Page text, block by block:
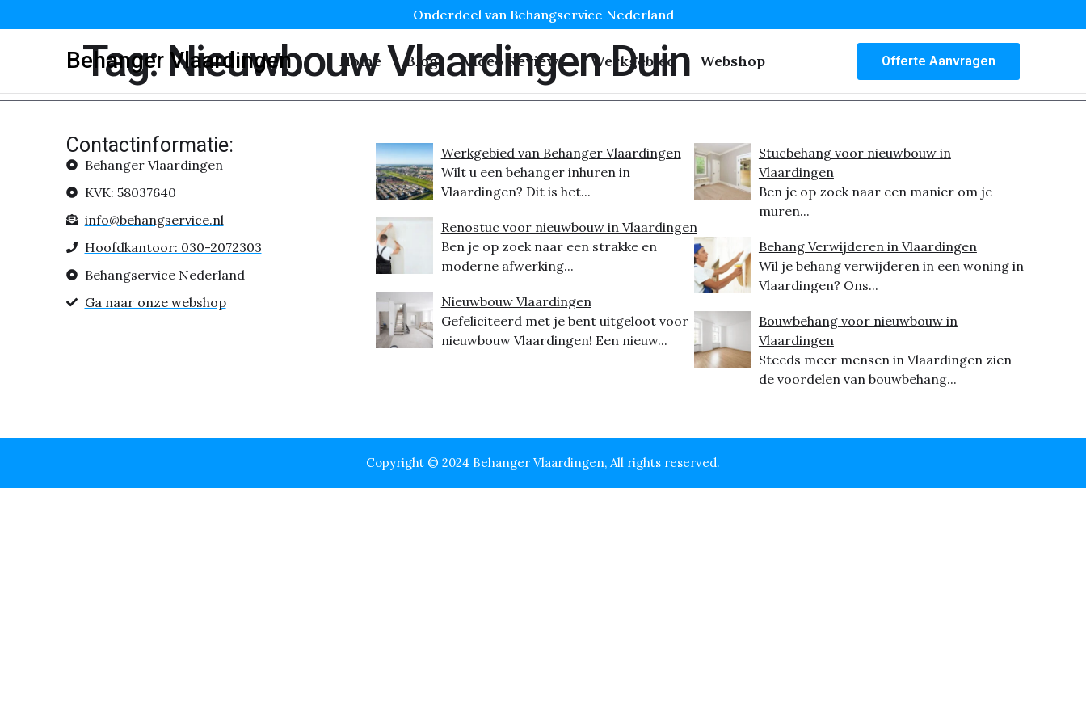
Onderdeel van Behangservice Nederland
Behanger Vlaardingen Home Blog Video Reviews Werkgebied Webshop Offerte Aanvragen
Tag:Nieuwbouw Vlaardingen Duin
Contactinformatie:
Behanger Vlaardingen
KVK: 58037640
info@behangservice.nl
Hoofdkantoor: 030-2072303
Behangservice Nederland
Ga naar onze webshop
Werkgebied van Behanger Vlaardingen
Wilt u een behanger inhuren in
Vlaardingen? Dit is het...
Renostuc voor nieuwbouw in Vlaardingen
Ben je op zoek naar een strakke en
moderne afwerking...
Nieuwbouw Vlaardingen
Gefeliciteerd met je bent uitgeloot voor
nieuwbouw Vlaardingen! Een nieuw...
Stucbehang voor nieuwbouw in
Vlaardingen
Ben je op zoek naar een manier om je
muren...
Behang Verwijderen in Vlaardingen
Wil je behang verwijderen in een woning in
Vlaardingen? Ons...
Bouwbehang voor nieuwbouw in
Vlaardingen
Steeds meer mensen in Vlaardingen zien
de voordelen van bouwbehang...
Copyright © 2024 Behanger Vlaardingen, All rights reserved.